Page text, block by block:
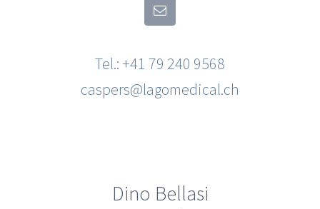
Tel.: +41 79 240 9568
caspers@lagomedical.ch
Dino Bellasi